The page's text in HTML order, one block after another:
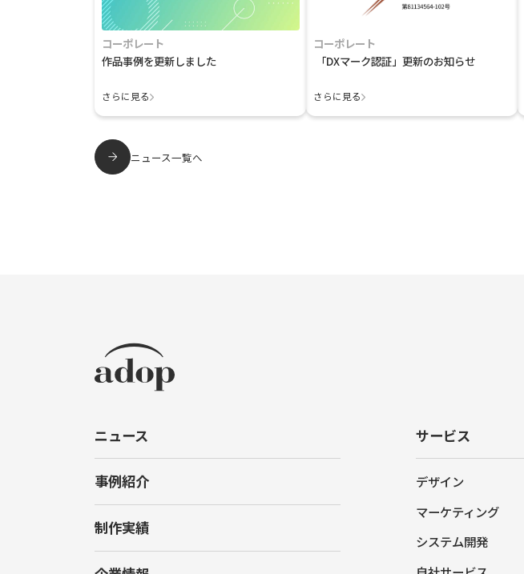
コーポレート
作品事例を更新しました
さらに見る
コーポレート
「DXマーク認証」更新のお知らせ
さらに見る
ニュース一覧へ
ニュース
事例紹介
制作実績
サービス
デザイン
マーケティング
システム開発